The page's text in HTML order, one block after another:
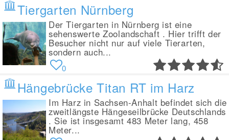
Tiergarten Nürnberg
Der Tiergarten in Nürnberg ist eine
sehenswerte Zoolandschaft . Hier trifft der
Besucher nicht nur auf viele Tierarten,
sondern auch...
0
Hängebrücke Titan RT im Harz
Im Harz in Sachsen-Anhalt befindet sich die
zweitlängste Hängeseilbrücke Deutschlands
. Sie ist insgesamt 483 Meter lang, 458
Meter...